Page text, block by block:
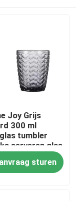
Joy Grijs
300 ml
tumbler
serveren glas
sap
sturen